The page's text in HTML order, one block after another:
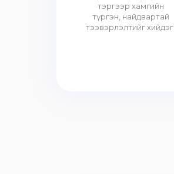
тэргээр хамгийн
түргэн, найдвартай
тээвэрлэлтийг хийдэг.